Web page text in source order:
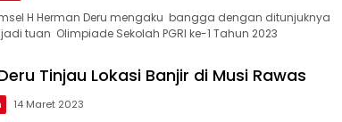
H Herman Deru mengaku bangga dengan ditunjuknya
tuan Olimpiade Sekolah PGRI ke-1 Tahun 2023
Tinjau Lokasi Banjir di Musi Rawas
14 Maret 2023